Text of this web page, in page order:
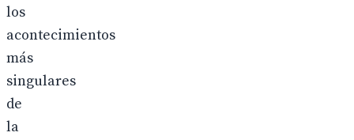
los
acontecimientos
más
singulares
de
la